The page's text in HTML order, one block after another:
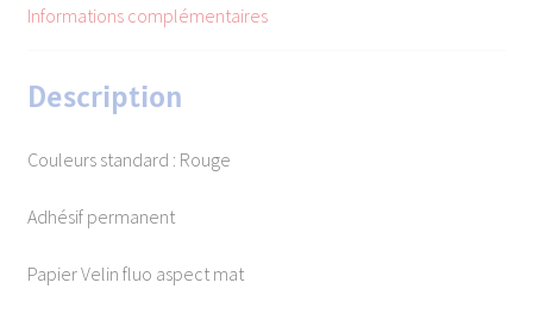
Informations complémentaires
Description
Couleurs standard : Rouge
Adhésif permanent
Papier Velin fluo aspect mat